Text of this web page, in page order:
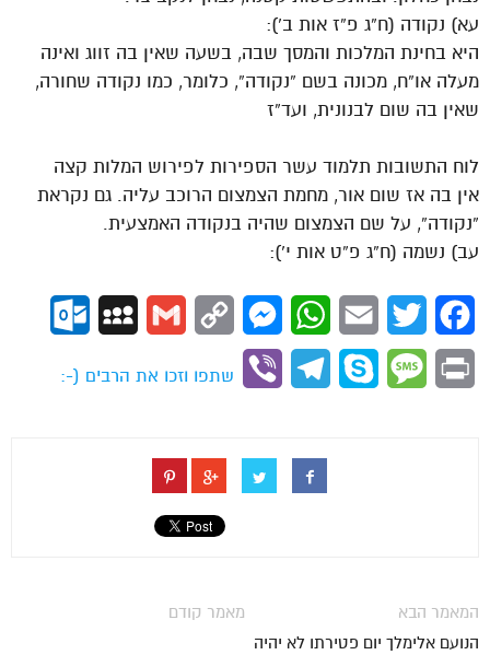
עא) נקודה (ח”ג פ”ז אות ב’):
היא בחינת המלכות והמסך שבה, בשעה שאין בה זווג ואינה
מעלה או”ח, מכונה בשם “נקודה”, כלומר, כמו נקודה שחורה,
שאין בה שום לבנונית, ועד”ז
לוח התשובות תלמוד עשר הספירות לפירוש המלות קצה
אין בה אז שום אור, מחמת הצמצום הרוכב עליה. גם נקראת
“נקודה”, על שם הצמצום שהיה בנקודה האמצעית.
עב) נשמה (ח”ג פ”ט אות י’):
Facebook
Twitter
Email
WhatsApp
Messenger
Copy
Gmail
MySpace
Print
Message
Skype
Telegram
Viber
שתפו וזכו את הרבים (-:
מאמר קודם
המאמר הבא
הנועם אלימלך יום פטירתו לא יהיה